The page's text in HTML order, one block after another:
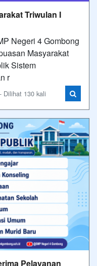
Triwulan I
Negeri 4 Gombong
Masyarakat
Sistem
r
Dilihat 130 kali
Pelayanan